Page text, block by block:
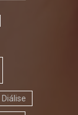
Diálise